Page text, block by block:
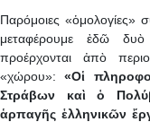
Παρόμοιες «ὁμολογίες»
μεταφέρουμε ἐδῶ δυὸ
προέρχονται ἀπὸ
«χώρου»:«Οἱ
Στράβων καὶ ὁ
ἁρπαγῆς ἑλληνικῶν